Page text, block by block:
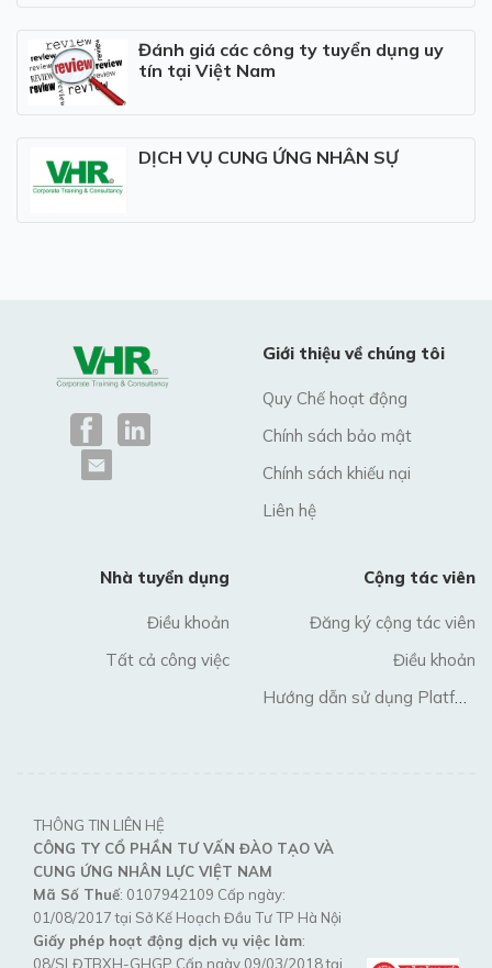
Đánh giá các công ty tuyển dụng uy
tín tại Việt Nam
DỊCH VỤ CUNG ỨNG NHÂN SỰ
Giới thiệu về chúng tôi
Quy Chế hoạt động
Chính sách bảo mật
Chính sách khiếu nại
Liên hệ
Nhà tuyển dụng
Điều khoản
Tất cả công việc
Cộng tác viên
Đăng ký cộng tác viên
Điều khoản
Hướng dẫn sử dụng Platform
THÔNG TIN LIÊN HỆ
CÔNG TY CỔ PHẦN TƯ VẤN ĐÀO TẠO VÀ
CUNG ỨNG NHÂN LỰC VIỆT NAM
Mã Số Thuế: 0107942109 Cấp ngày:
01/08/2017 tại Sở Kế Hoạch Đầu Tư TP Hà Nội
Giấy phép hoạt động dịch vụ việc làm:
08/SLĐTBXH-GHGP Cấp ngày 09/03/2018 tại